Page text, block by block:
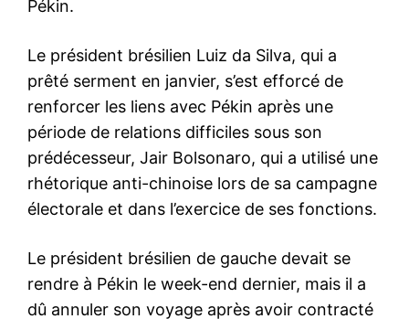
Pékin.
Le président brésilien Luiz da Silva, qui a
prêté serment en janvier, s’est efforcé de
renforcer les liens avec Pékin après une
période de relations difficiles sous son
prédécesseur, Jair Bolsonaro, qui a utilisé une
rhétorique anti-chinoise lors de sa campagne
électorale et dans l’exercice de ses fonctions.
Le président brésilien de gauche devait se
rendre à Pékin le week-end dernier, mais il a
dû annuler son voyage après avoir contracté